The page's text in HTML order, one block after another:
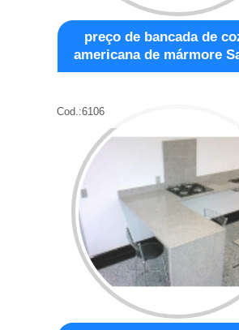
preço de bancada de
americana de mármore
Cod.:6106